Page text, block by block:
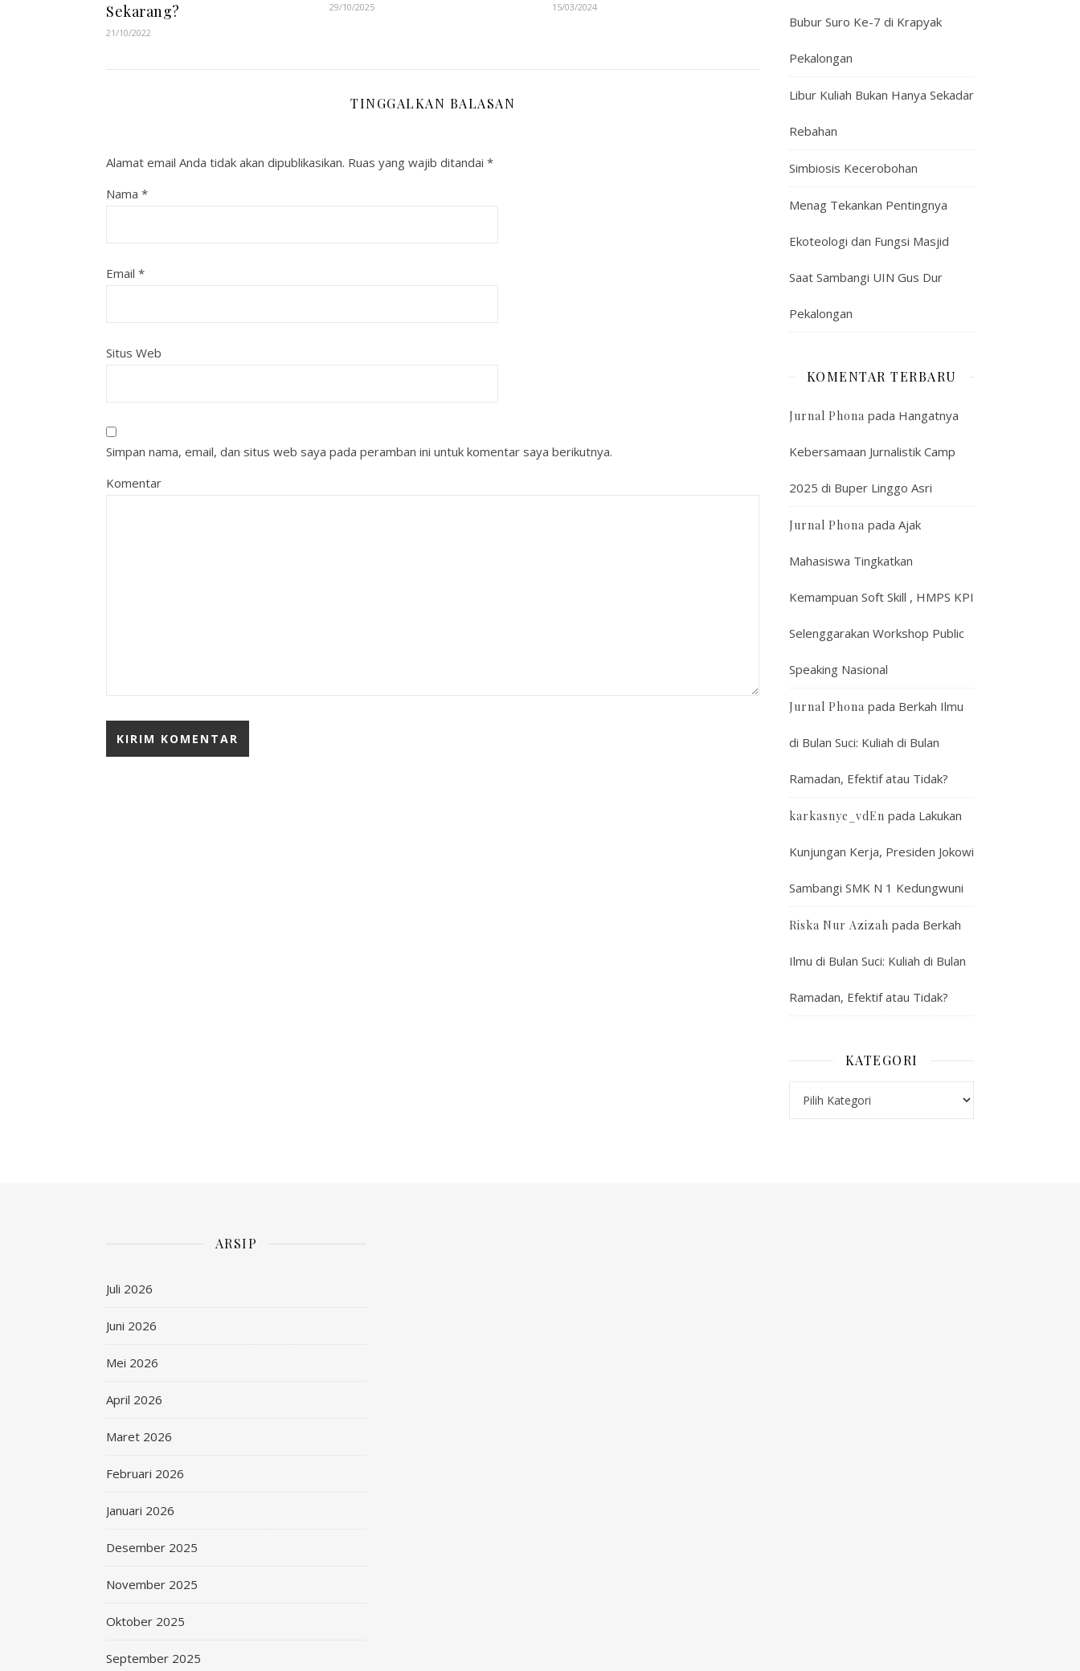
Sekarang?
21/10/2022
29/10/2025 15/03/2024
TINGGALKAN BALASAN
Alamat email Anda tidak akan dipublikasikan. Ruas yang wajib ditandai *
Nama *
Email *
Situs Web
Simpan nama, email, dan situs web saya pada peramban ini untuk komentar saya berikutnya.
Komentar
Bubur Suro Ke-7 di Krapyak
Pekalongan
Libur Kuliah Bukan Hanya Sekadar
Rebahan
Simbiosis Kecerobohan
Menag Tekankan Pentingnya
Ekoteologi dan Fungsi Masjid
Saat Sambangi UIN Gus Dur
Pekalongan
KOMENTAR TERBARU
Jurnal Phona pada Hangatnya
Kebersamaan Jurnalistik Camp
2025 di Buper Linggo Asri
Jurnal Phona pada Ajak
Mahasiswa Tingkatkan
Kemampuan Soft Skill , HMPS KPI
Selenggarakan Workshop Public
Speaking Nasional
Jurnal Phona pada Berkah Ilmu
di Bulan Suci: Kuliah di Bulan
Ramadan, Efektif atau Tidak?
karkasnye_vdEn pada Lakukan
Kunjungan Kerja, Presiden Jokowi
Sambangi SMK N 1 Kedungwuni
Riska Nur Azizah pada Berkah
Ilmu di Bulan Suci: Kuliah di Bulan
Ramadan, Efektif atau Tidak?
KATEGORI
ARSIP
Juli 2026
Juni 2026
Mei 2026
April 2026
Maret 2026
Februari 2026
Januari 2026
Desember 2025
November 2025
Oktober 2025
September 2025